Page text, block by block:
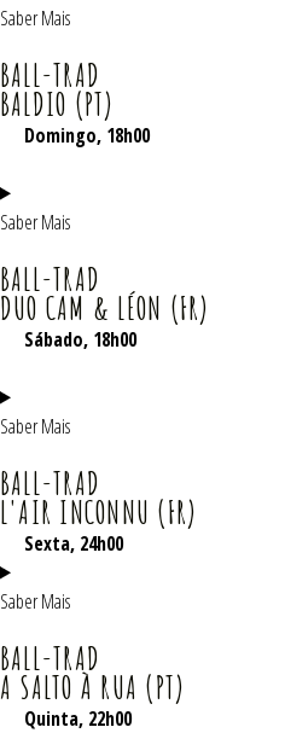
Saber Mais
BALL-TRAD
BALDIO (PT)
Domingo, 18h00
Saber Mais
BALL-TRAD
DUO CAM & LÉON (FR)
Sábado, 18h00
Saber Mais
BALL-TRAD
L'AIR INCONNU (FR)
Sexta, 24h00
Saber Mais
BALL-TRAD
A SALTO À RUA (PT)
Quinta, 22h00